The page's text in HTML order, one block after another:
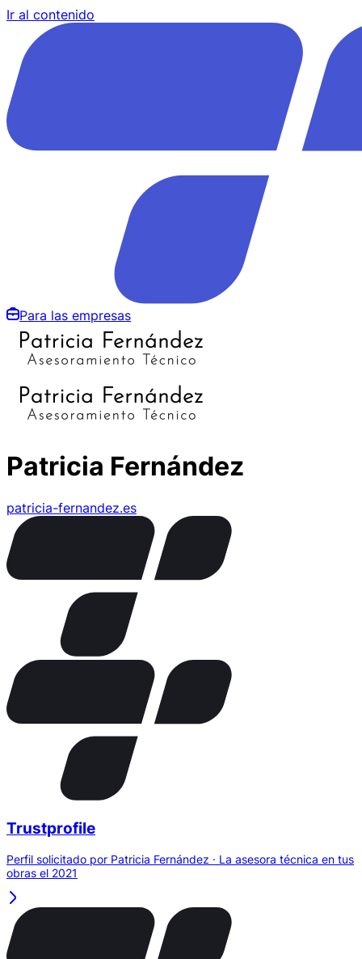
Ir al contenido
Para las empresas
Patricia Fernández
patricia-fernandez.es
Trustprofile
Perfil solicitado por Patricia Fernández · La asesora técnica en tus
obras el 2021